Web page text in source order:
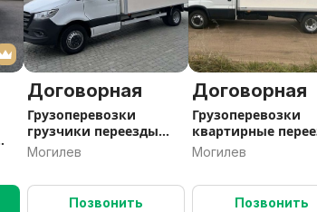
Договорная
Грузоперевозки
грузчики переезды
доставки
Могилев
Позвонить
Договорная
Грузоперевозки
квартирные
/доставки /
Могилев
Позвонить